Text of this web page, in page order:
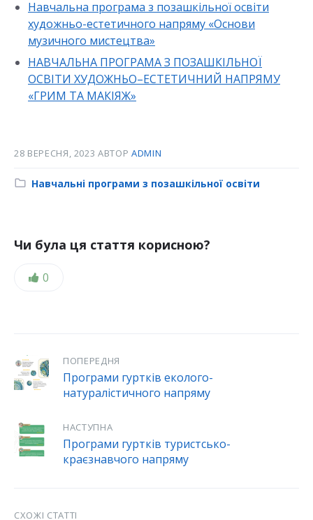
Навчальна програма з позашкільної освіти
художньо-естетичного напряму «Основи
музичного мистецтва»
НАВЧАЛЬНА ПРОГРАМА З ПОЗАШКІЛЬНОЇ
ОСВІТИ ХУДОЖНЬО–ЕСТЕТИЧНИЙ НАПРЯМУ
«ГРИМ ТА МАКІЯЖ»
28 ВЕРЕСНЯ, 2023АВТОР ADMIN
Category:
Навчальні програми з позашкільної освіти
Чи була ця стаття корисною?
Likes:
0
ПОПЕРЕДНЯ
Програми гуртків еколого-
натуралiстичного напряму​
НАСТУПНА
Програми гуртків туристсько-
краєзнавчого напряму
СХОЖІ СТАТТІ